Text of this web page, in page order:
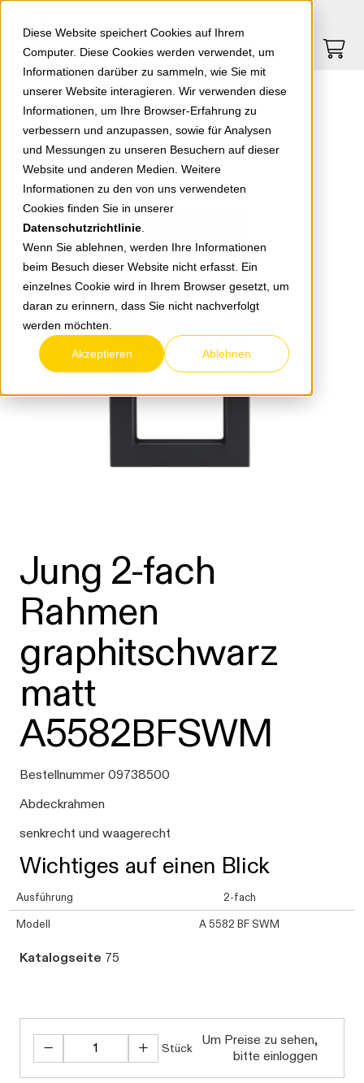
Diese Website speichert Cookies auf Ihrem
Computer. Diese Cookies werden verwendet, um
Informationen darüber zu sammeln, wie Sie mit
unserer Website interagieren. Wir verwenden diese
Informationen, um Ihre Browser-Erfahrung zu
verbessern und anzupassen, sowie für Analysen
und Messungen zu unseren Besuchern auf dieser
Website und anderen Medien. Weitere
Informationen zu den von uns verwendeten
Cookies finden Sie in unserer
Datenschutzrichtlinie
Wenn Sie ablehnen, werden Ihre Informationen
beim Besuch dieser Website nicht erfasst. Ein
einzelnes Cookie wird in Ihrem Browser gesetzt, um
daran zu erinnern, dass Sie nicht nachverfolgt
werden möchten.
Akzeptieren Ablehnen
Springe zu Hauptinhalt Springe zum Footer
0
zurück zur Übersicht
Jung 2-fach
Rahmen
graphitschwarz
matt
A5582BFSWM
Bestellnummer 09738500
Abdeckrahmen
senkrecht und waagerecht
Wichtiges auf einen Blick
Ausführung 2-fach
Modell A 5582 BF SWM
Katalogseite 75
Stück
Um Preise zu sehen,
bitte einloggen